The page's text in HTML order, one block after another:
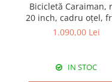
Bicicletă Caraiman,
20 inch, cadru oțel,
pe disc, portocaliu
1.090,00 Lei
IN STOC